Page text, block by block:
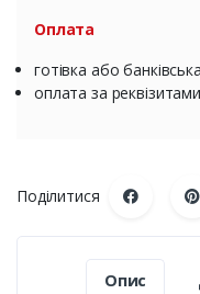
Оплата
готівка або
оплата за
Поділитися
Опис